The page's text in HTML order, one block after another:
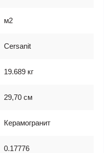
м2
Cersanit
19.689 кг
29,70 см
Керамогранит
0.17776